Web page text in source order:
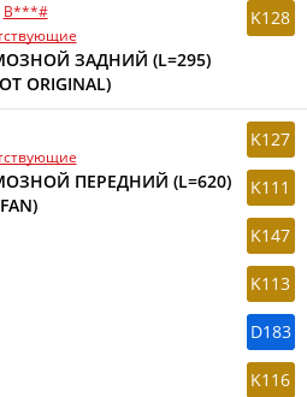
B***#
ЗАДНИЙ (L=295)
ORIGINAL)
K128
ПЕРЕДНИЙ (L=620)
K127
K111
K147
K113
D183
K116